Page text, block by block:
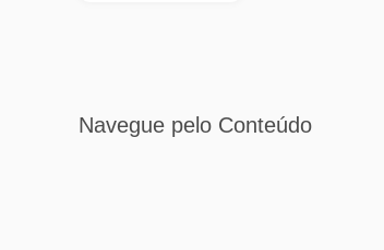
Navegue pelo Conteúdo